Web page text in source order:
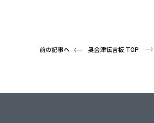
前の記事へ 奥会津伝言板 TOP